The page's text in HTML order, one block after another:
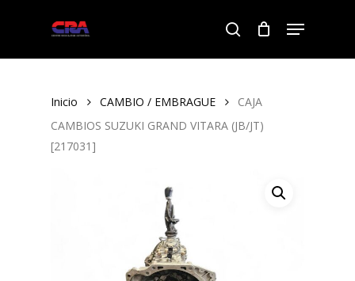
search
Menu
Inicio CAMBIO / EMBRAGUE
CAJA
CAMBIOS SUZUKI GRAND VITARA (JB/JT)
[217031]